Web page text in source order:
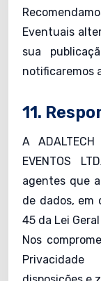
Eventuais
sua
notificaremos
11.
A ADALTECH
EVENTOS
agentes que
de dados, em
45 da Lei
Nos